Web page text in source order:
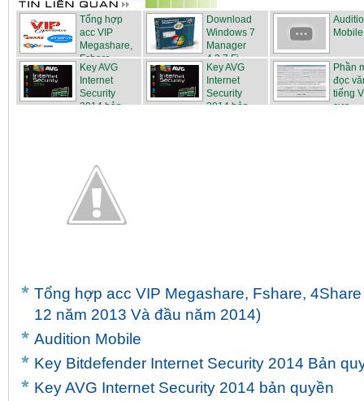
Tổng hợp
acc VIP
Megashare,
Fshare,...
Download
Windows 7
Manager
4.3.7 Fi...
Mobile
Key AVG
Internet
Security
2014 bản ...
Key AVG
Internet
Security
2014 bản ...
Phần
đọc
tiếng
cực...
Tổng hợp acc VIP Megashare, Fshare,
12 năm 2013 Và đầu năm 2014)
Audition Mobile
Key Bitdefender Internet Security 2014 Bản
Key AVG Internet Security 2014 bản quyền